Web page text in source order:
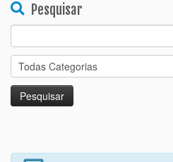
Pesquisar
Search
for: